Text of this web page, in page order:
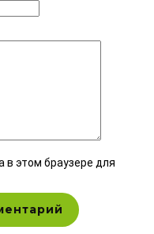
в этом браузере для